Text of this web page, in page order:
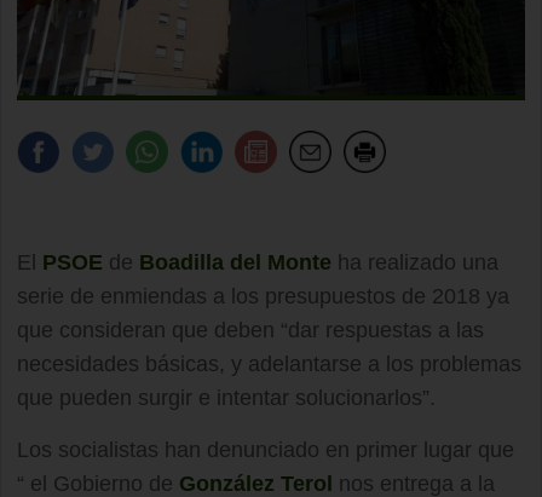
El PSOE de Boadilla del Monte ha realizado una
serie de enmiendas a los presupuestos de 2018 ya
que consideran que deben “dar respuestas a las
necesidades básicas, y adelantarse a los problemas
que pueden surgir e intentar solucionarlos”.
Los socialistas han denunciado en primer lugar que
“ el Gobierno de González Terol nos entrega a la